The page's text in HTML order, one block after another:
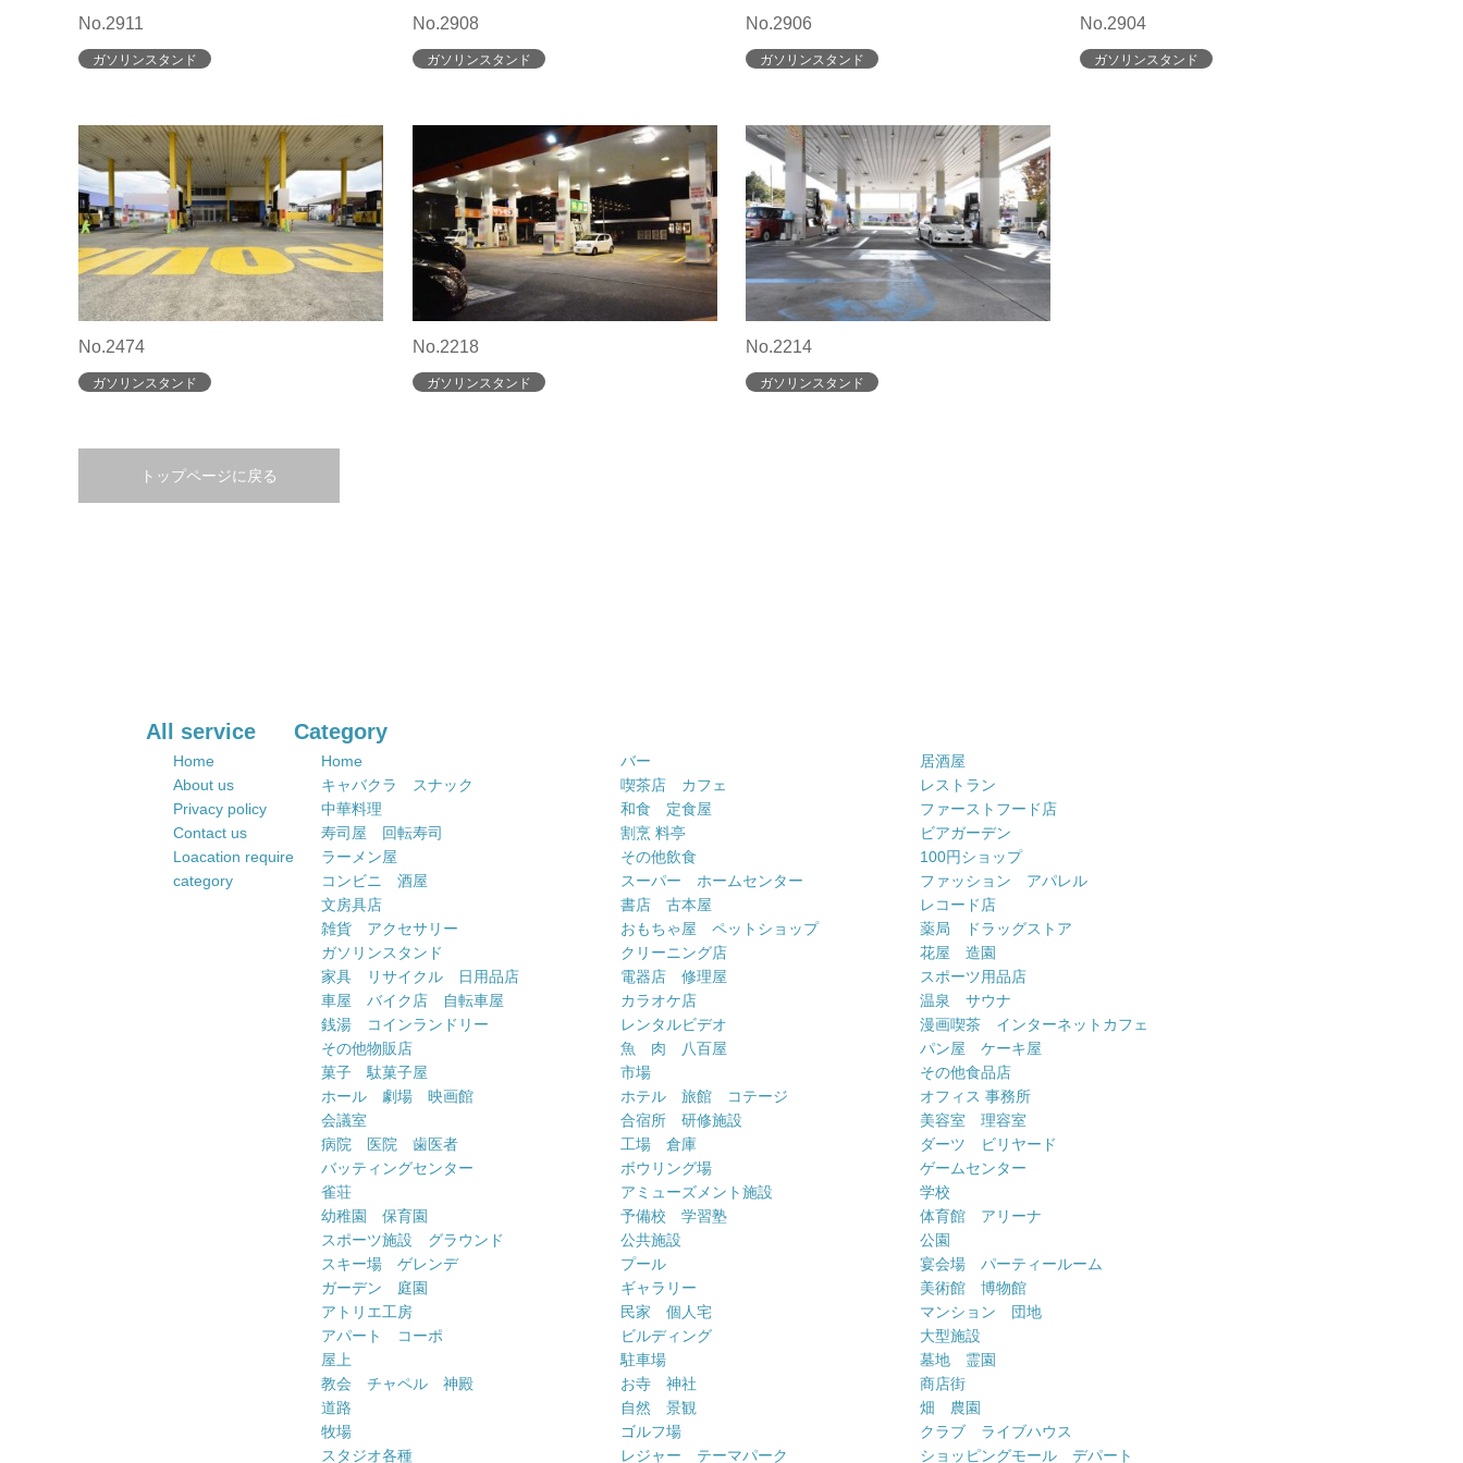
No.2911
ガソリンスタンド
No.2908
ガソリンスタンド
No.2906
ガソリンスタンド
No.2904
ガソリンスタンド
No.2474
ガソリンスタンド
No.2218
ガソリンスタンド
No.2214
ガソリンスタンド
トップページに戻る
All service
Home
About us
Privacy policy
Contact us
Loacation require
category
Category
Home バー
居酒屋
キャバクラ スナック
喫茶店 カフェ
レストラン
中華料理
和食 定食屋
ファーストフード店
寿司屋 回転寿司
割烹 料亭
ビアガーデン
ラーメン屋
その他飲食
100円ショップ
コンビニ 酒屋
スーパー ホームセンター
ファッション アパレル
文房具店
書店 古本屋
レコード店
雑貨 アクセサリー
おもちゃ屋 ペットショップ
薬局 ドラッグストア
ガソリンスタンド
クリーニング店
花屋 造園
家具 リサイクル 日用品店
電器店 修理屋
スポーツ用品店
車屋 バイク店 自転車屋
カラオケ店
温泉 サウナ
銭湯 コインランドリー
レンタルビデオ
漫画喫茶 インターネットカフェ
その他物販店
魚 肉 八百屋
パン屋 ケーキ屋
菓子 駄菓子屋
市場
その他食品店
ホール 劇場 映画館
ホテル 旅館 コテージ
オフィス 事務所
会議室
合宿所 研修施設
美容室 理容室
病院 医院 歯医者
工場 倉庫
ダーツ ビリヤード
バッティングセンター
ボウリング場
ゲームセンター
雀荘
アミューズメント施設
学校
幼稚園 保育園
予備校 学習塾
体育館 アリーナ
スポーツ施設 グラウンド
公共施設
公園
スキー場 ゲレンデ
プール
宴会場 パーティールーム
ガーデン 庭園
ギャラリー
美術館 博物館
アトリエ工房
民家 個人宅
マンション 団地
アパート コーポ
ビルディング
大型施設
屋上
駐車場
墓地 霊園
教会 チャペル 神殿
お寺 神社
商店街
道路
自然 景観
畑 農園
牧場
ゴルフ場
クラブ ライブハウス
スタジオ各種
レジャー テーマパーク ショッピングモール デパート